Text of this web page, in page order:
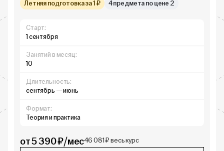
Летняя подготовка за 1 ₽ 4 предмета по цене 2
Старт:
1 сентября
Занятий в месяц:
10
Длительность:
сентябрь — июнь
Формат:
Теория и практика
от 5 390 ₽/мес46 081 ₽ весь курс